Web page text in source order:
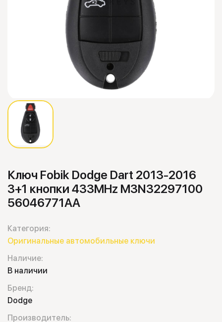
Ключ Fobik Dodge Dart 2013-2016
3+1 кнопки 433MHz M3N32297100
56046771AA
Категория:
Оригинальные автомобильные ключи
Наличие:
В наличии
Бренд:
Dodge
Производитель: